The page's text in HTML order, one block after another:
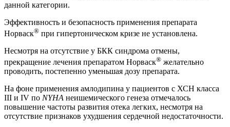
данной категории.
Эффективность и безопасность применения препарата
Норваск® при гипертоническом кризе не установлена.
Несмотря на отсутствие у БКК синдрома отмены,
прекращение лечения препаратом Норваск® желательно
проводить, постепенно уменьшая дозу препарата.
На фоне применения амлодипина у пациентов с ХСН класса
III и IV по NYHA неишемического генеза отмечалось
повышение частоты развития отека легких, несмотря на
отсутствие признаков ухудшения сердечной недостаточности.